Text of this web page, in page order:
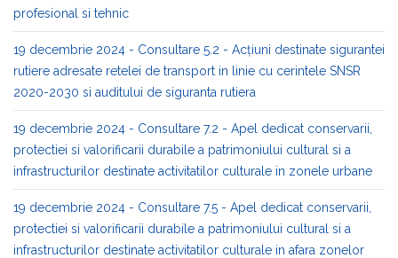
profesional si tehnic
19 decembrie 2024 - Consultare 5.2 - Acțiuni destinate sigurantei
rutiere adresate retelei de transport in linie cu cerintele SNSR
2020-2030 si auditului de siguranta rutiera
19 decembrie 2024 - Consultare 7.2 - Apel dedicat conservarii,
protectiei si valorificarii durabile a patrimoniului cultural si a
infrastructurilor destinate activitatilor culturale in zonele urbane
19 decembrie 2024 - Consultare 7.5 - Apel dedicat conservarii,
protectiei si valorificarii durabile a patrimoniului cultural si a
infrastructurilor destinate activitatilor culturale in afara zonelor